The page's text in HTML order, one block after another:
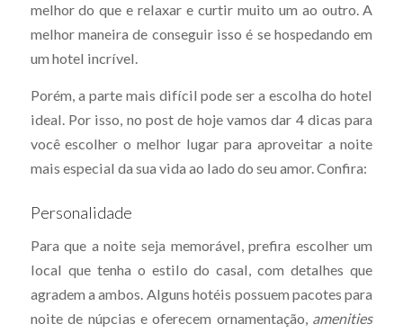
melhor do que e relaxar e curtir muito um ao outro. A
melhor maneira de conseguir isso é se hospedando em
um hotel incrível.
Porém, a parte mais difícil pode ser a escolha do hotel
ideal. Por isso, no post de hoje vamos dar 4 dicas para
você escolher o melhor lugar para aproveitar a noite
mais especial da sua vida ao lado do seu amor. Confira:
Personalidade
Para que a noite seja memorável, prefira escolher um
local que tenha o estilo do casal, com detalhes que
agradem a ambos. Alguns hotéis possuem pacotes para
noite de núpcias e oferecem ornamentação, amenities